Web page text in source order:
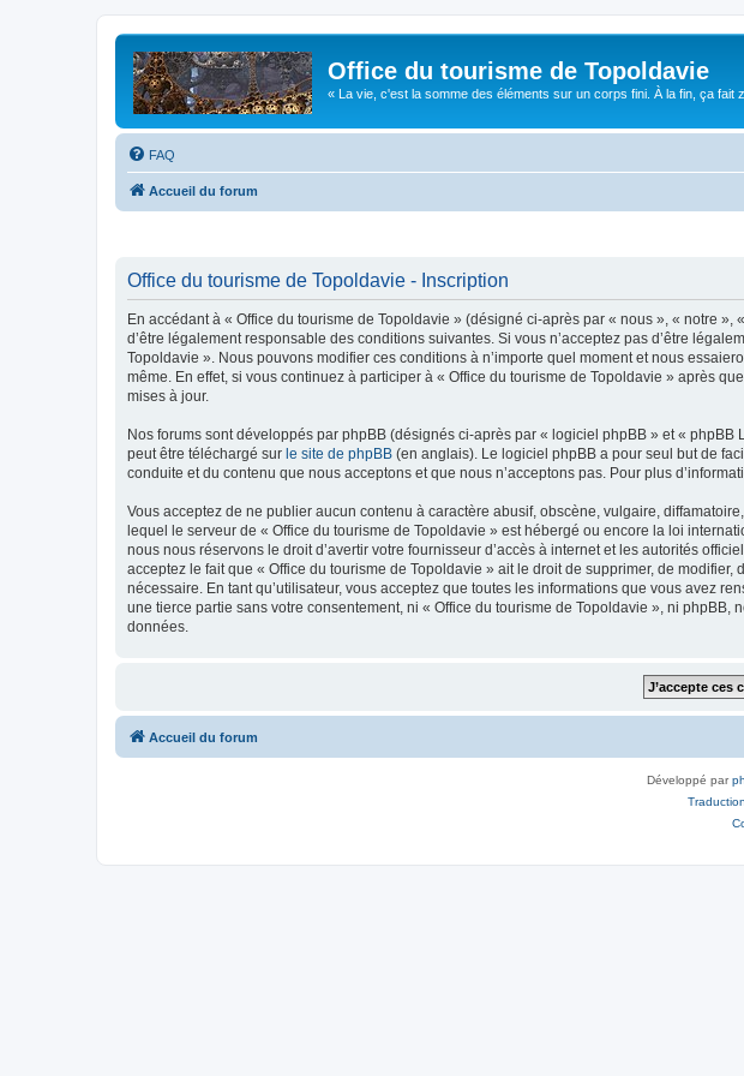
Office du tourisme de Topoldavie
« La vie, c'est la somme des éléments sur un corps fini. À la fin, ça fait
FAQ
Accueil du forum
Office du tourisme de Topoldavie - Inscription
En accédant à « Office du tourisme de Topoldavie » (désigné ci-après par « nous », « notre
d’être légalement responsable des conditions suivantes. Si vous n’acceptez pas d’être
Topoldavie ». Nous pouvons modifier ces conditions à n’importe quel moment et nous
même. En effet, si vous continuez à participer à « Office du tourisme de Topoldavie » après
mises à jour.
Nos forums sont développés par phpBB (désignés ci-après par « logiciel phpBB » et «
peut être téléchargé sur le site de phpBB (en anglais). Le logiciel phpBB a pour seul but de
conduite et du contenu que nous acceptons et que nous n’acceptons pas. Pour plus
Vous acceptez de ne publier aucun contenu à caractère abusif, obscène, vulgaire,
lequel le serveur de « Office du tourisme de Topoldavie » est hébergé ou encore la loi
nous nous réservons le droit d’avertir votre fournisseur d’accès à internet et les autorités
acceptez le fait que « Office du tourisme de Topoldavie » ait le droit de supprimer, de
nécessaire. En tant qu’utilisateur, vous acceptez que toutes les informations que vous avez
une tierce partie sans votre consentement, ni « Office du tourisme de Topoldavie », ni
données.
Accueil du forum
Développé par